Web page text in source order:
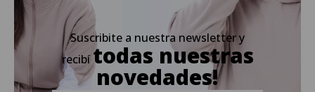
Suscribite a nuestra newsletter y
recibí todas nuestras
novedades!